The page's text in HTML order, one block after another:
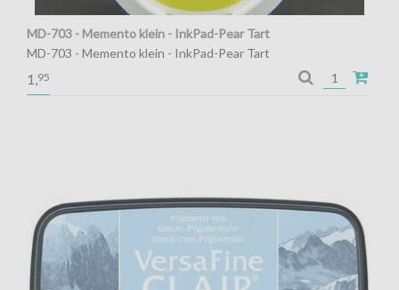
MD-703 - Memento klein - InkPad-Pear Tart
MD-703 - Memento klein - InkPad-Pear Tart
1,95